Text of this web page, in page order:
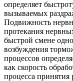
определяет
вызываемых
Подвижность
протекания
быстрой смене
возбуждения
процессов
как скорость
процесса принятия